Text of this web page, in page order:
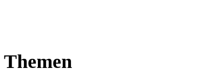
Themen